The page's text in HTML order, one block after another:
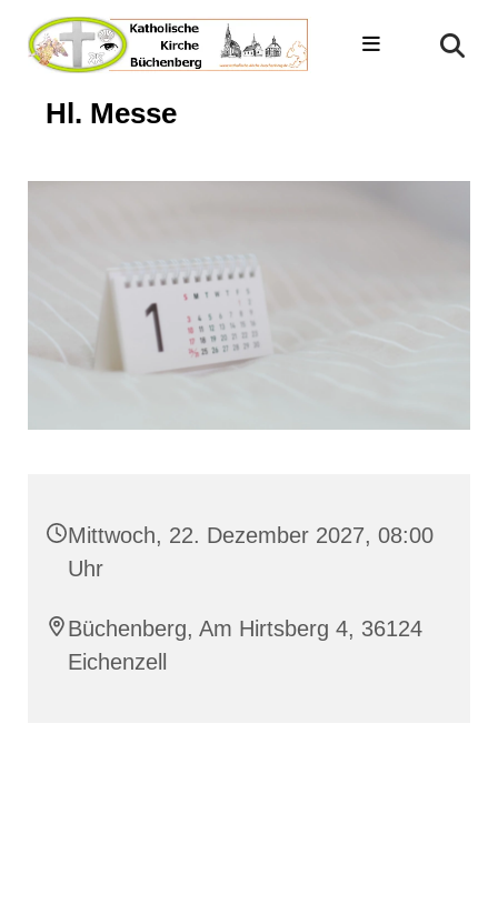
Hl. Messe
Mittwoch, 22. Dezember 2027, 08:00
Uhr
Büchenberg, Am Hirtsberg 4, 36124
Eichenzell